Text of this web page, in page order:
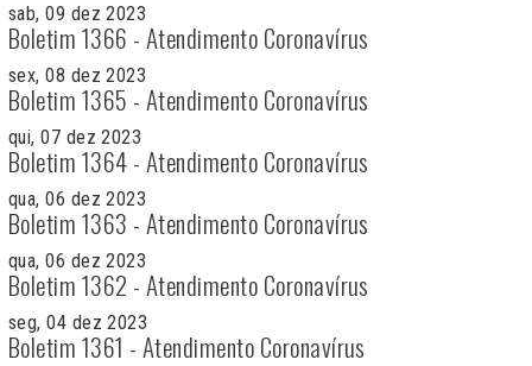
sab, 09 dez 2023
Boletim 1366 - Atendimento Coronavírus
sex, 08 dez 2023
Boletim 1365 - Atendimento Coronavírus
qui, 07 dez 2023
Boletim 1364 - Atendimento Coronavírus
qua, 06 dez 2023
Boletim 1363 - Atendimento Coronavírus
qua, 06 dez 2023
Boletim 1362 - Atendimento Coronavírus
seg, 04 dez 2023
Boletim 1361 - Atendimento Coronavírus